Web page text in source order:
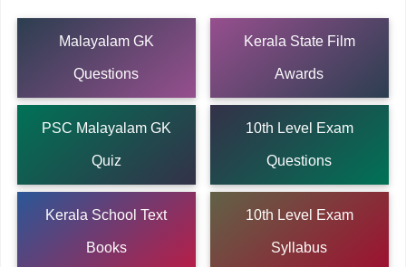
Malayalam GK
Questions
Kerala State Film
Awards
PSC Malayalam GK
Quiz
10th Level Exam
Questions
Kerala School Text
Books
10th Level Exam
Syllabus